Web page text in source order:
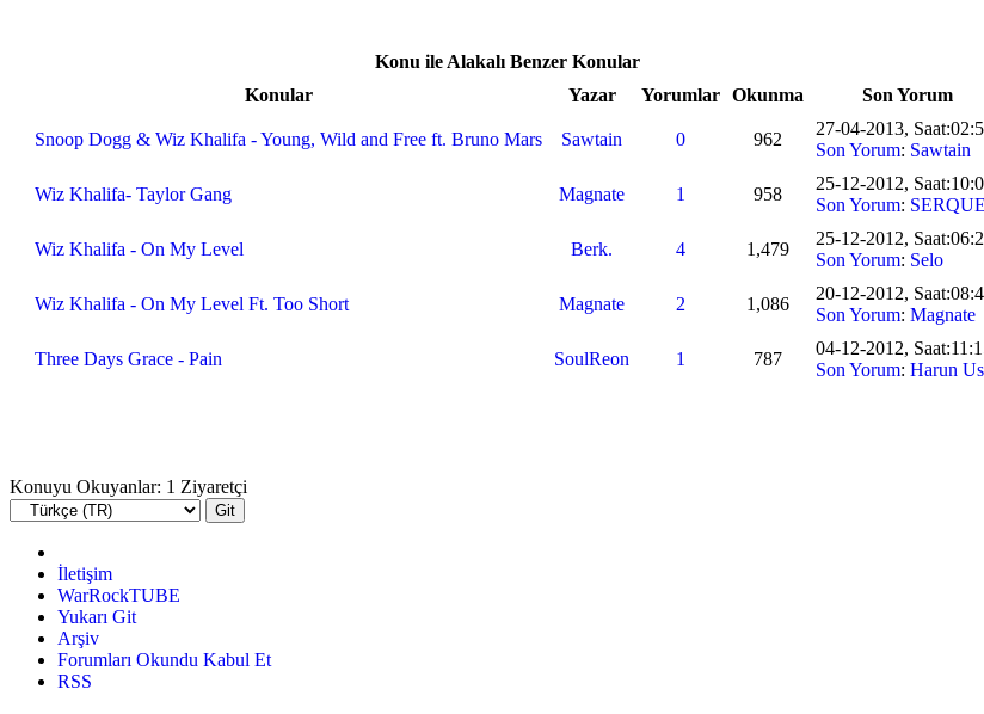
Konu ile Alakalı Benzer Konular
Konular
Yazar Yorumlar Okunma Son Yorum
Snoop Dogg & Wiz Khalifa - Young, Wild and Free ft. Bruno Mars Sawtain 0 962
27-04-2013,
Son Yorum: Sawtain
Wiz Khalifa- Taylor Gang Magnate 1 958
25-12-2012,
Son Yorum:
Wiz Khalifa - On My Level Berk. 4 1,479
25-12-2012,
Son Yorum: Selo
Wiz Khalifa - On My Level Ft. Too Short Magnate 2 1,086
20-12-2012,
Son Yorum: Magnate
Three Days Grace - Pain SoulReon 1 787
04-12-2012,
Son Yorum: Harun
Konuyu Okuyanlar: 1 Ziyaretçi
İletişim
WarRockTUBE
Yukarı Git
Arşiv
Forumları Okundu Kabul Et
RSS